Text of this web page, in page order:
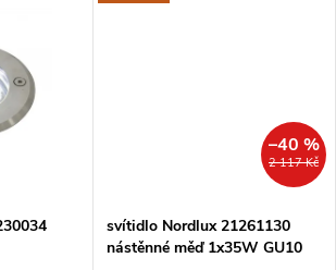
2 117 Kč
–40 %
svítidlo Nordlux 21261130
nástěnné měď 1x35W GU10